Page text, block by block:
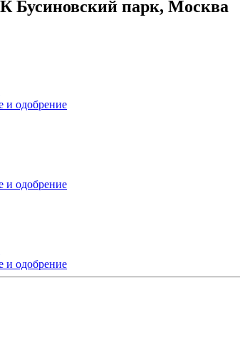
Бусиновский парк, Москва
и одобрение
и одобрение
и одобрение